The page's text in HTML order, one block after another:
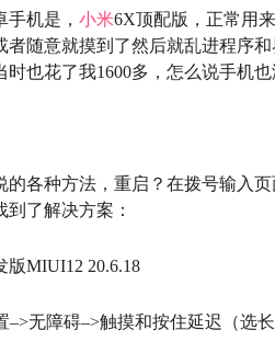
手机是， 小米6X顶配版，正常用
者随意就摸到了然后就乱进程序
时也花了我1600多，怎么说手机
的各种方法，重启？在拨号输入
了解决方案：
版MIUI12 20.6.18
–>无障碍–>触摸和按住延迟（选长